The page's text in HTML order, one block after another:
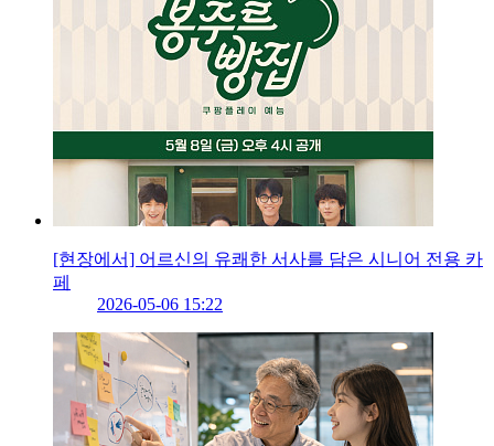
[현장에서] 어르신의 유쾌한 서사를 담은 시니어 전용 카
페
2026-05-06 15:22